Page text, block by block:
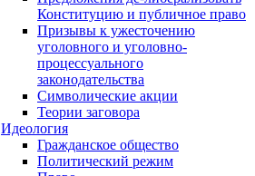
Конституцию и публичное право
Призывы к ужесточению
уголовного и уголовно-
процессуального
законодательства
Символические акции
Теории заговора
Идеология
Гражданское общество
Политический режим